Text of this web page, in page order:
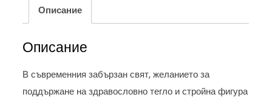
Описание
Описание
В съвременния забързан свят, желанието за
поддържане на здравословно тегло и стройна фигура